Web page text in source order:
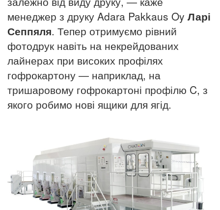
менеджер з друку Adara Pakkaus Oy Ларі
Сеппяля. Тепер отримуємо рівний
фотодрук навіть на некрейдованих
лайнерах при високих профілях
гофрокартону — наприклад, на
тришаровому гофрокартоні профілю C, з
якого робимо нові ящики для ягід.